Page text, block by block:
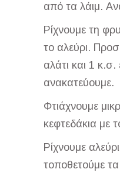
από τα λάιμ.
Ρίχνουμε τη
το αλεύρι.
αλάτι και 1 κ.σ.
ανακατεύουμε.
Φτιάχνουμε
κεφτεδάκια με
Ρίχνουμε
τοποθετούμε